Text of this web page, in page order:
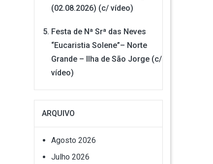
(02.08.2026) (c/ vídeo)
Festa de Nª Srª das Neves
“Eucaristia Solene”– Norte
Grande – Ilha de São Jorge (c/
vídeo)
ARQUIVO
Agosto 2026
Julho 2026